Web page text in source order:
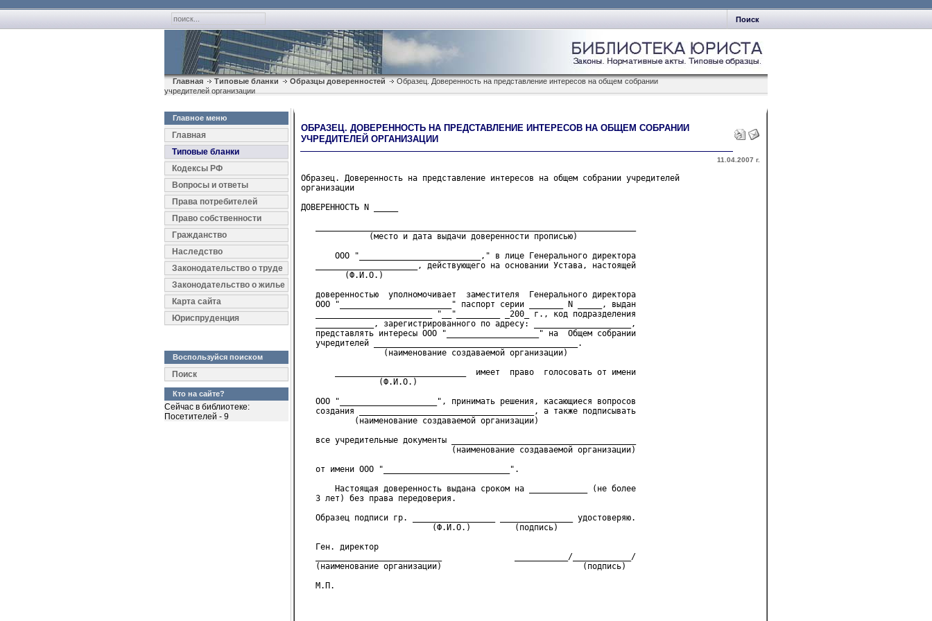
Поиск
Главная Типовые бланки Образцы доверенностей
Образец. Доверенность на представление интересов на общем собрании
учредителей организации
Главное меню
Главная
Типовые бланки
Кодексы РФ
Вопросы и ответы
Права потребителей
Право собственности
Гражданство
Наследство
Законодательство о труде
Законодательство о жилье
Карта сайта
Юриспруденция
Воспользуйся поиском
Поиск
Кто на сайте?
Сейчас в библиотеке:
Посетителей - 9
ОБРАЗЕЦ. ДОВЕРЕННОСТЬ НА ПРЕДСТАВЛЕНИЕ ИНТЕРЕСОВ НА ОБЩЕМ СОБРАНИИ
УЧРЕДИТЕЛЕЙ ОРГАНИЗАЦИИ
11.04.2007 г.
Образец. Доверенность на представление интересов на общем собрании учредителей
организации
ДОВЕРЕННОСТЬ N _____
(место и дата выдачи доверенности прописью)
ООО "_________________________," в лице Генерального директора
_____________________, действующего на основании Устава, настоящей
(Ф.И.О.)
доверенностью  уполномочивает  заместителя  Генерального директора
ООО "_______________________" паспорт серии _______ N _____, выдан
________________________ "__"_________ _200_ г., код подразделения
____________, зарегистрированного по адресу: ____________________,
представлять интересы ООО "___________________" на  Общем собрании
учредителей __________________________________________.
(наименование создаваемой организации)
___________________________  имеет  право  голосовать от имени
(Ф.И.О.)
ООО "____________________", принимать решения, касающиеся вопросов
создания ____________________________________, а также подписывать
(наименование создаваемой организации)
все учредительные документы ______________________________________
(наименование создаваемой организации)
от имени ООО "__________________________".
Настоящая доверенность выдана сроком на ____________ (не более
3 лет) без права передоверия.
Образец подписи гр. _________________ _______________ удостоверяю.
(Ф.И.О.)         (подпись)
Ген. директор
__________________________               ___________/____________/
(наименование организации)                             (подпись)